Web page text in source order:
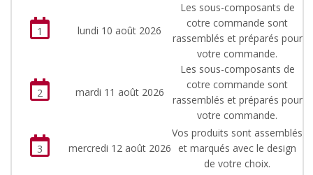
1 lundi 10 août 2026
Les sous-composants de
cotre commande sont
rassemblés et préparés pour
votre commande.
2 mardi 11 août 2026
Les sous-composants de
cotre commande sont
rassemblés et préparés pour
votre commande.
3 mercredi 12 août 2026
Vos produits sont assemblés
et marqués avec le design
de votre choix.